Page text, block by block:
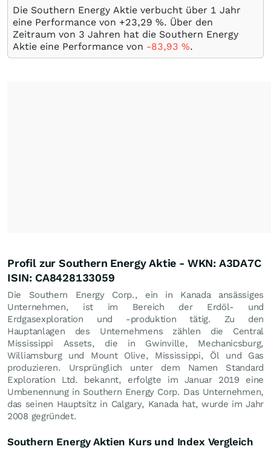
Die Southern Energy Aktie verbucht über 1 Jahr
eine Performance von +23,29 %. Über den
Zeitraum von 3 Jahren hat die Southern Energy
Aktie eine Performance von -83,93 %.
Profil zur Southern Energy Aktie - WKN: A3DA7C
ISIN: CA8428133059
Die Southern Energy Corp., ein in Kanada ansässiges
Unternehmen, ist im Bereich der Erdöl- und
Erdgasexploration und -produktion tätig. Zu den
Hauptanlagen des Unternehmens zählen die Central
Mississippi Assets, die in Gwinville, Mechanicsburg,
Williamsburg und Mount Olive, Mississippi, Öl und Gas
produzieren. Ursprünglich unter dem Namen Standard
Exploration Ltd. bekannt, erfolgte im Januar 2019 eine
Umbenennung in Southern Energy Corp. Das Unternehmen,
das seinen Hauptsitz in Calgary, Kanada hat, wurde im Jahr
2008 gegründet.
Southern Energy Aktien Kurs und Index Vergleich